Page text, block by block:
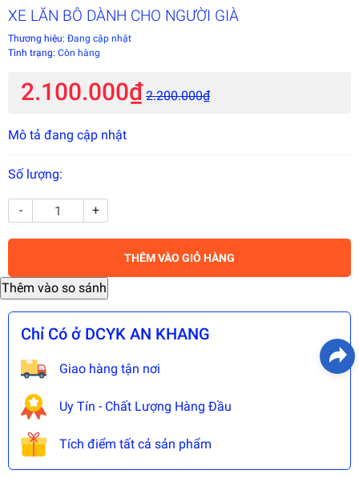
XE LĂN BÔ DÀNH CHO NGƯỜI GIÀ
Thương hiệu: Đang cập nhật
Tình trạng: Còn hàng
2.100.000₫ 2.200.000₫
Mô tả đang cập nhật
Số lượng:
- +
THÊM VÀO GIỎ HÀNG
Chỉ Có ở DCYK AN KHANG
Giao hàng tận nơi
Uy Tín - Chất Lượng Hàng Đầu
Tích điểm tất cả sản phẩm